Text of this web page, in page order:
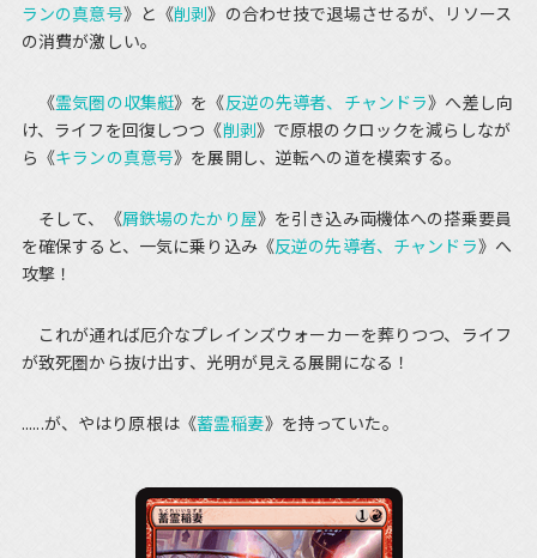
ランの真意号》と《削剥》の合わせ技で退場させるが、リソース
の消費が激しい。
《霊気圏の収集艇》を《反逆の先導者、チャンドラ》へ差し向
け、ライフを回復しつつ《削剥》で原根のクロックを減らしなが
ら《キランの真意号》を展開し、逆転への道を模索する。
そして、《屑鉄場のたかり屋》を引き込み両機体への搭乗要員
を確保すると、一気に乗り込み《反逆の先導者、チャンドラ》へ
攻撃！
これが通れば厄介なプレインズウォーカーを葬りつつ、ライフ
が致死圏から抜け出す、光明が見える展開になる！
......が、やはり原根は《蓄霊稲妻》を持っていた。